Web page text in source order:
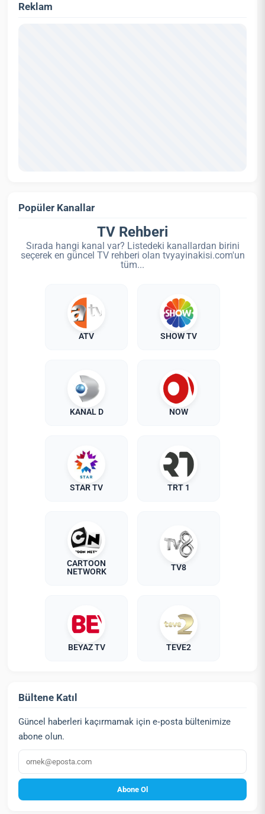
Reklam
Popüler Kanallar
TV Rehberi
Sırada hangi kanal var? Listedeki kanallardan birini
seçerek en güncel TV rehberi olan tvyayinakisi.com'un
tüm...
ATV SHOW TV
KANAL D NOW
STAR TV TRT 1
CARTOON
NETWORK
TV8
BEYAZ TV TEVE2
Bültene Katıl
Güncel haberleri kaçırmamak için e‑posta bültenimize
abone olun.
E‑posta
Abone Ol